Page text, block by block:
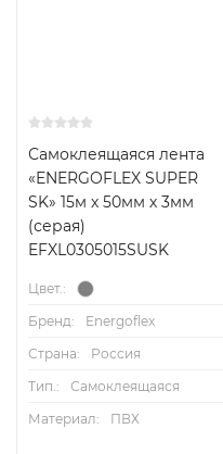
Самоклеящаяся лента
«ENERGOFLEX SUPER
SK» 15м х 50мм х 3мм
(серая)
EFXL0305015SUSK
Цвет.:
Бренд:
Energoflex
Страна:
Россия
Тип.:
Самоклеящаяся
Материал:
ПВХ